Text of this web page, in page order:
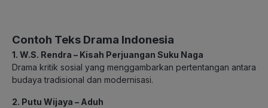
Contoh Teks Drama Indonesia
1. W.S. Rendra – Kisah Perjuangan Suku Naga
Drama kritik sosial yang menggambarkan pertentangan antara
budaya tradisional dan modernisasi.
2. Putu Wijaya – Aduh